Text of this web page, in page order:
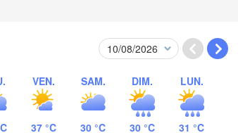
VEN.
37 °C
SAM.
30 °C
DIM.
30 °C
LUN.
31 °C
Скопје
(Skopje)
Ниш
(Niš)
Podgorica
MACÉDOINE